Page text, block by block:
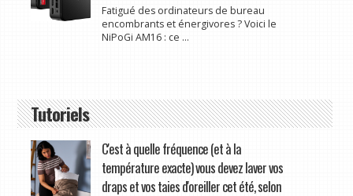
Fatigué des ordinateurs de bureau
encombrants et énergivores ? Voici le
NiPoGi AM16 : ce ...
Tutoriels
C'est à quelle fréquence (et à la
température exacte) vous devez laver vos
draps et vos taies d'oreiller cet été, selon